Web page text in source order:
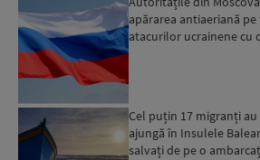
apărarea antiaeriană
atacurilor ucrainene cu
Cel puțin 17 migranți
ajungă în Insulele
salvați de pe o